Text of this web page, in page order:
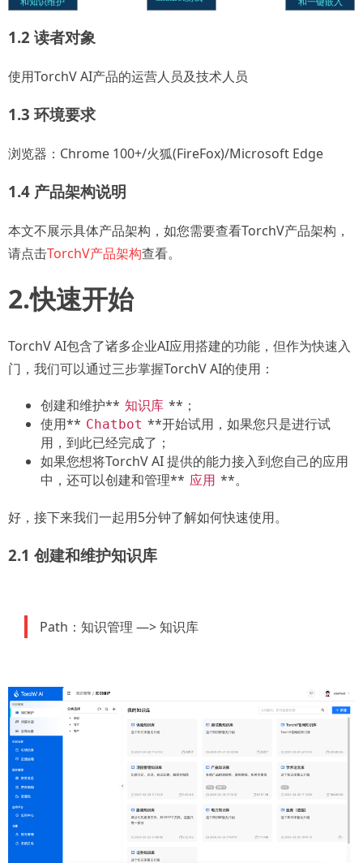
1.2 读者对象
使用TorchV AI产品的运营人员及技术人员
1.3 环境要求
浏览器：Chrome 100+/火狐(FireFox)/Microsoft Edge
1.4 产品架构说明
本文不展示具体产品架构，如您需要查看TorchV产品架构，
请点击TorchV产品架构查看。
2.快速开始
TorchV AI包含了诸多企业AI应用搭建的功能，但作为快速入
门，我们可以通过三步掌握TorchV AI的使用：
创建和维护** 知识库 **；
使用** Chatbot **开始试用，如果您只是进行试
用，到此已经完成了；
如果您想将TorchV AI 提供的能力接入到您自己的应用
中，还可以创建和管理** 应用 **。
好，接下来我们一起用5分钟了解如何快速使用。
2.1 创建和维护知识库
Path：知识管理 —> 知识库